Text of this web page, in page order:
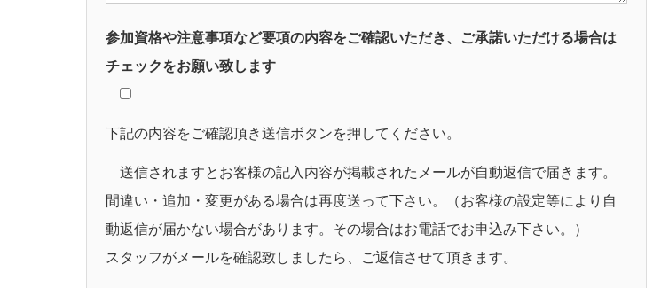
参加資格や注意事項など要項の内容をご確認いただき、ご承諾いただける場合は
チェックをお願い致します
下記の内容をご確認頂き送信ボタンを押してください。
送信されますとお客様の記入内容が掲載されたメールが自動返信で届きます。
間違い・追加・変更がある場合は再度送って下さい。（お客様の設定等により自
動返信が届かない場合があります。その場合はお電話でお申込み下さい。）
スタッフがメールを確認致しましたら、ご返信させて頂きます。